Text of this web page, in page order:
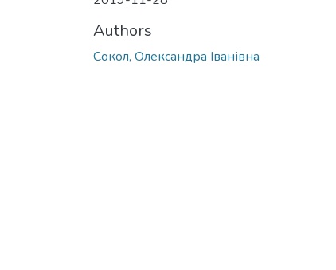
Authors
Сокол, Олександра Іванівна